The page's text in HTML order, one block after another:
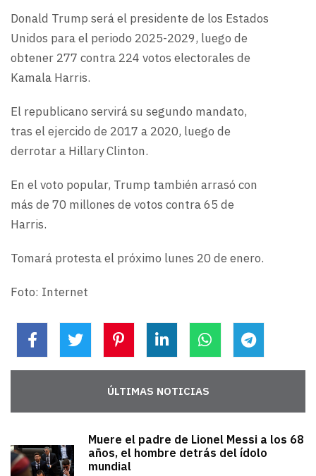
Donald Trump será el presidente de los Estados
Unidos para el periodo 2025-2029, luego de
obtener 277 contra 224 votos electorales de
Kamala Harris.
El republicano servirá su segundo mandato,
tras el ejercido de 2017 a 2020, luego de
derrotar a Hillary Clinton.
En el voto popular, Trump también arrasó con
más de 70 millones de votos contra 65 de
Harris.
Tomará protesta el próximo lunes 20 de enero.
Foto: Internet
ÚLTIMAS NOTICIAS
Muere el padre de Lionel Messi a los 68
años, el hombre detrás del ídolo
mundial